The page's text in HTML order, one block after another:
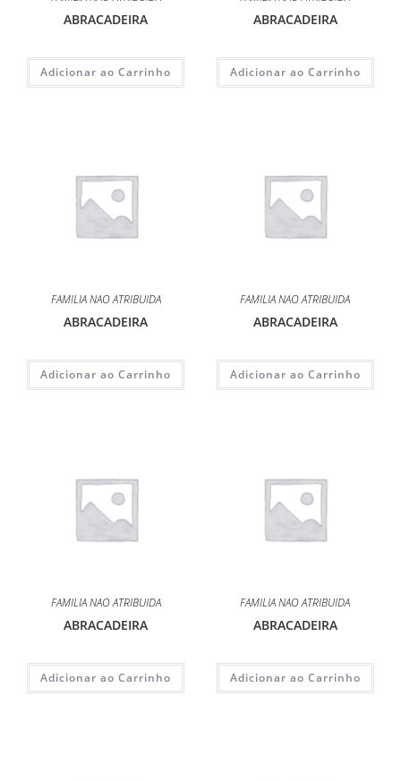
ABRACADEIRA
Adicionar ao Carrinho
ABRACADEIRA
Adicionar ao Carrinho
FAMILIA NAO ATRIBUIDA
ABRACADEIRA
Adicionar ao Carrinho
FAMILIA NAO ATRIBUIDA
ABRACADEIRA
Adicionar ao Carrinho
FAMILIA NAO ATRIBUIDA
ABRACADEIRA
Adicionar ao Carrinho
FAMILIA NAO ATRIBUIDA
ABRACADEIRA
Adicionar ao Carrinho